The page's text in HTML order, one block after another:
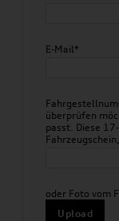
E-Mail*
überprüfen
passt. Diese
oder Foto vom
Upload